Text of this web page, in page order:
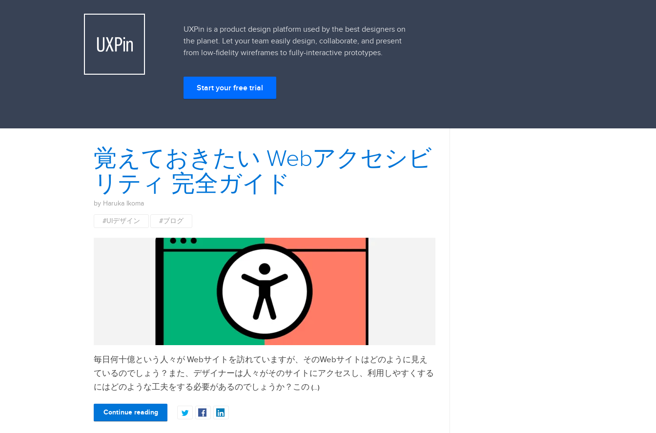
UXPin is a product design platform used by the best designers on
the planet. Let your team easily design, collaborate, and present
from low-fidelity wireframes to fully-interactive prototypes.
Start your free trial
覚えておきたい Webアクセシビ
リティ 完全ガイド
by Haruka Ikoma
#UIデザイン #ブログ
毎日何十億という人々が Webサイトを訪れていますが、そのWebサイトはどのように見え
ているのでしょう？また、デザイナーは人々がそのサイトにアクセスし、利用しやすくする
にはどのような工夫をする必要があるのでしょうか？この (…)
Continue reading